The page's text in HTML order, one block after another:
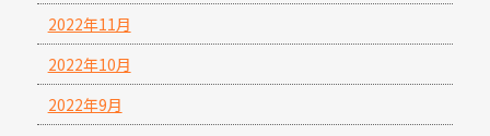
2022年11月
2022年10月
2022年9月